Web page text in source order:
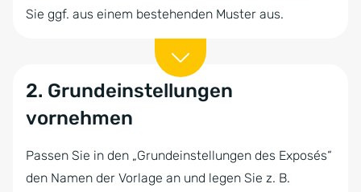
Sie ggf. aus einem bestehenden Muster aus.
2. Grundeinstellungen
vornehmen
Passen Sie in den „Grundeinstellungen des Exposés“
den Namen der Vorlage an und legen Sie z. B.